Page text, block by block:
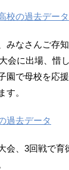
校の過去データ
みなさんご存知
会に出場、惜
園で母校を応
す。
過去データ
会、3回戦で育